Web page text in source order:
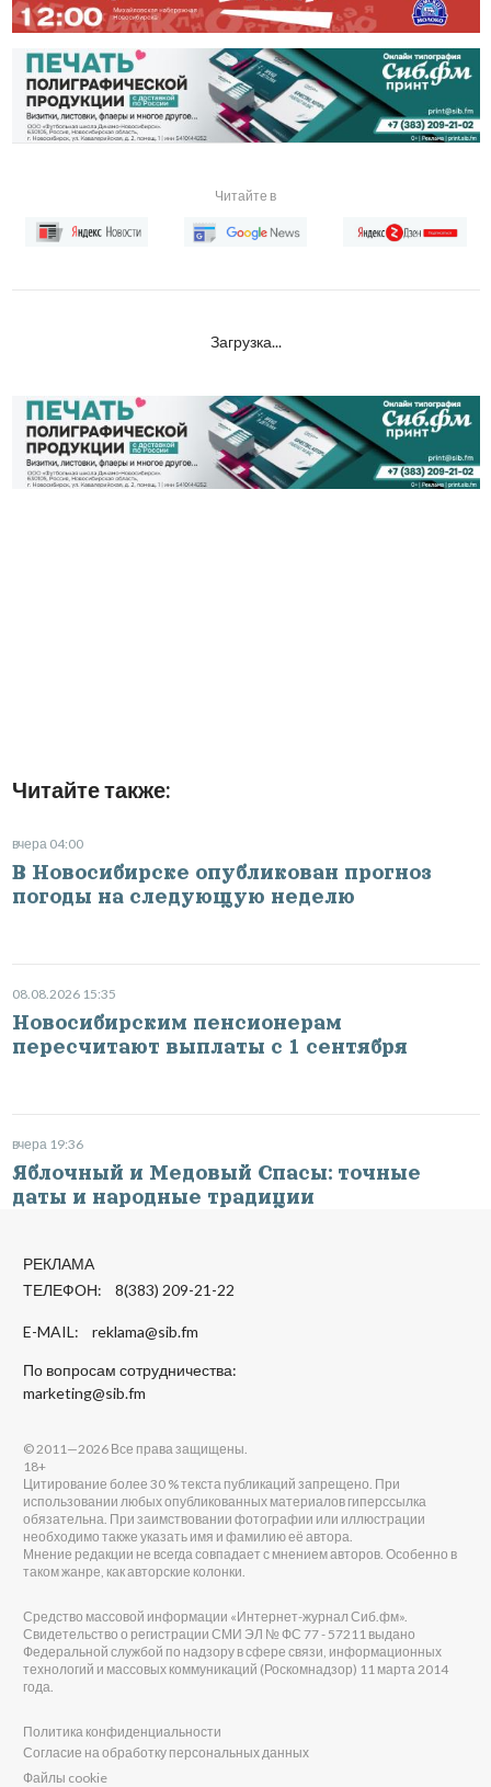
Читайте в
Загрузка...
Читайте также:
вчера 04:00
В Новосибирске опубликован прогноз
погоды на следующую неделю
08.08.2026 15:35
Новосибирским пенсионерам
пересчитают выплаты с 1 сентября
вчера 19:36
Яблочный и Медовый Спасы: точные
даты и народные традиции
РЕКЛАМА
ТЕЛЕФОН: 8(383) 209-21-22
E-MAIL: reklama@sib.fm
По вопросам сотрудничества:
marketing@sib.fm
© 2011—2026 Все права защищены.
18+
Цитирование более 30 % текста публикаций запрещено. При
использовании любых опубликованных материалов гиперссылка
обязательна. При заимствовании фотографии или иллюстрации
необходимо также указать имя и фамилию её автора.
Мнение редакции не всегда совпадает с мнением авторов. Особенно в
таком жанре, как авторские колонки.
Средство массовой информации «Интернет-журнал Сиб.фм».
Свидетельство о регистрации СМИ ЭЛ № ФС 77 - 57211 выдано
Федеральной службой по надзору в сфере связи, информационных
технологий и массовых коммуникаций (Роскомнадзор) 11 марта 2014
года.
Политика конфиденциальности
Согласие на обработку персональных данных
Файлы cookie